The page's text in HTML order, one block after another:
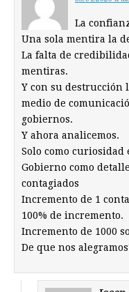
La
Una sola mentira la
La falta de
mentiras.
Y con su destrucción
medio de
gobiernos.
Y ahora analicemos.
Solo como
Gobierno como
contagiados
Incremento de 1
100% de incremento.
Incremento de 1000
De que nos